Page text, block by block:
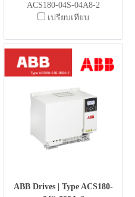
ACS180-04S-04A8-2
เปรียบเทียบ
ABB Drives | Type ACS180-